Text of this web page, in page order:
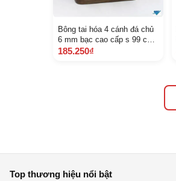
Bông tai hóa 4 cánh đá chủ
6 mm bạc cao cấp s 99 cho
nữ
185.250₫
Top thương hiệu nổi bật